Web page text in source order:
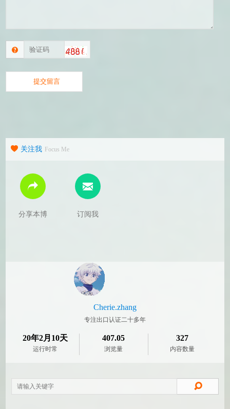
关注我 Focus Me
分享本博 订阅我
Cherie.zhang
专注出口认证二十多年
20年2月10天
运行时常
407.05
浏览量
327
内容数量